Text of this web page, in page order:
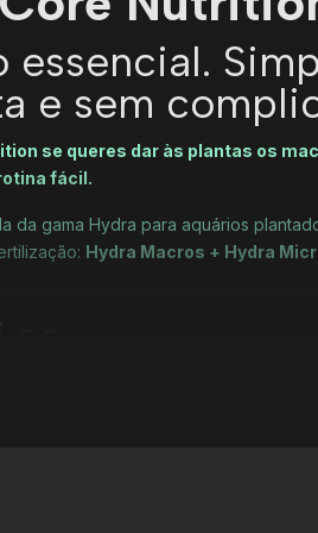
essencial.
e sem
se queres dar às plantas os
fácil.
da gama Hydra para aquários
Hydra Macros + Hydra